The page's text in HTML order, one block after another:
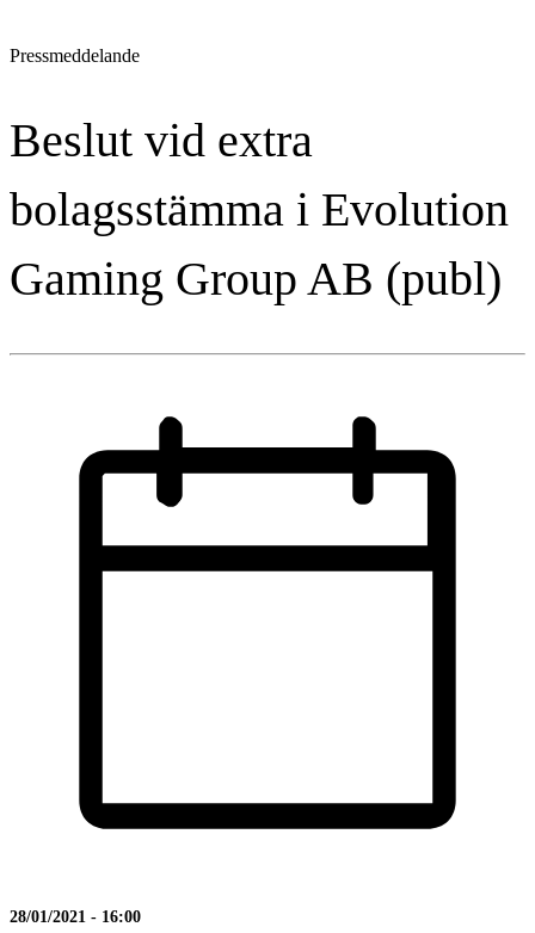
Pressmeddelande
Beslut vid extra
bolagsstämma i Evolution
Gaming Group AB (publ)
28/01/2021 - 16:00